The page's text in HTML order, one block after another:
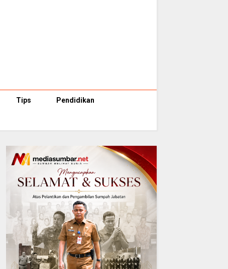
Tips Pendidikan